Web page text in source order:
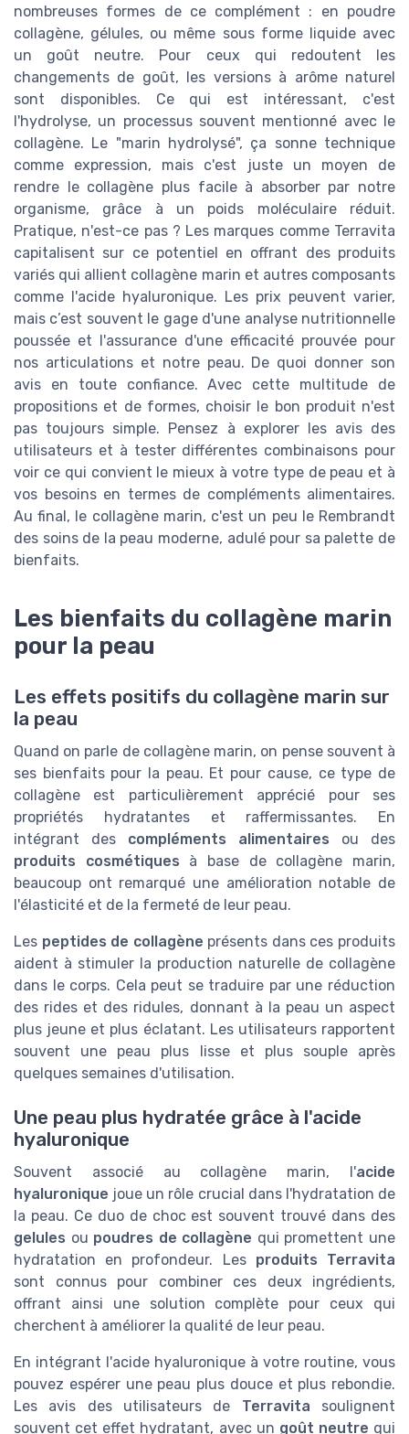
nombreuses formes de ce complément : en poudre
collagène, gélules, ou même sous forme liquide avec
un goût neutre. Pour ceux qui redoutent les
changements de goût, les versions à arôme naturel
sont disponibles. Ce qui est intéressant, c'est
l'hydrolyse, un processus souvent mentionné avec le
collagène. Le "marin hydrolysé", ça sonne technique
comme expression, mais c'est juste un moyen de
rendre le collagène plus facile à absorber par notre
organisme, grâce à un poids moléculaire réduit.
Pratique, n'est-ce pas ? Les marques comme Terravita
capitalisent sur ce potentiel en offrant des produits
variés qui allient collagène marin et autres composants
comme l'acide hyaluronique. Les prix peuvent varier,
mais c’est souvent le gage d'une analyse nutritionnelle
poussée et l'assurance d'une efficacité prouvée pour
nos articulations et notre peau. De quoi donner son
avis en toute confiance. Avec cette multitude de
propositions et de formes, choisir le bon produit n'est
pas toujours simple. Pensez à explorer les avis des
utilisateurs et à tester différentes combinaisons pour
voir ce qui convient le mieux à votre type de peau et à
vos besoins en termes de compléments alimentaires.
Au final, le collagène marin, c'est un peu le Rembrandt
des soins de la peau moderne, adulé pour sa palette de
bienfaits.
Les bienfaits du collagène marin
pour la peau
Les effets positifs du collagène marin sur
la peau
Quand on parle de collagène marin, on pense souvent à
ses bienfaits pour la peau. Et pour cause, ce type de
collagène est particulièrement apprécié pour ses
propriétés hydratantes et raffermissantes. En
intégrant des compléments alimentaires ou des
produits cosmétiques à base de collagène marin,
beaucoup ont remarqué une amélioration notable de
l'élasticité et de la fermeté de leur peau.
Les peptides de collagène présents dans ces produits
aident à stimuler la production naturelle de collagène
dans le corps. Cela peut se traduire par une réduction
des rides et des ridules, donnant à la peau un aspect
plus jeune et plus éclatant. Les utilisateurs rapportent
souvent une peau plus lisse et plus souple après
quelques semaines d'utilisation.
Une peau plus hydratée grâce à l'acide
hyaluronique
Souvent associé au collagène marin, l'acide
hyaluronique joue un rôle crucial dans l'hydratation de
la peau. Ce duo de choc est souvent trouvé dans des
gelules ou poudres de collagène qui promettent une
hydratation en profondeur. Les produits Terravita
sont connus pour combiner ces deux ingrédients,
offrant ainsi une solution complète pour ceux qui
cherchent à améliorer la qualité de leur peau.
En intégrant l'acide hyaluronique à votre routine, vous
pouvez espérer une peau plus douce et plus rebondie.
Les avis des utilisateurs de Terravita soulignent
souvent cet effet hydratant, avec un goût neutre qui